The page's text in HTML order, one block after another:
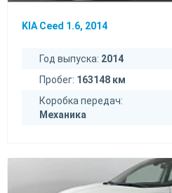
KIA Ceed 1.6, 2014
Год выпуска: 2014
Пробег: 163148 км
Коробка передач:
Механика